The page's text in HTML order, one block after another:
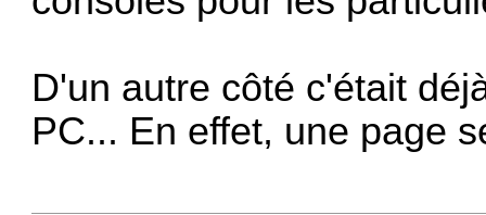
D'un autre côté c'était
PC... En effet, une page